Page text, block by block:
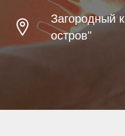
Загородный
остров"